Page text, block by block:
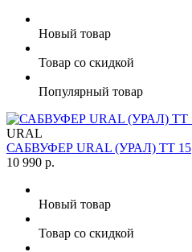
Новый товар
Товар со скидкой
Популярный товар
URAL
САБВУФЕР URAL (УРАЛ) TT 15
10 990 р.
Новый товар
Товар со скидкой